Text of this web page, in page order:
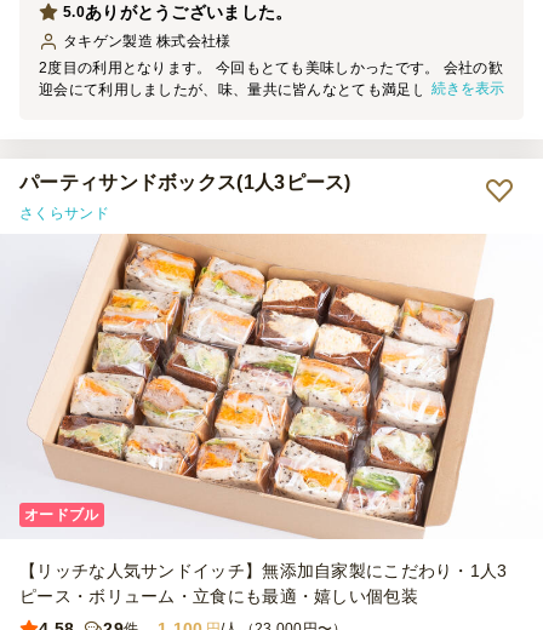
ありがとうございました。
5.0
タキゲン製造 株式会社様
2度目の利用となります。 今回もとても美味しかったです。 会社の歓
迎会にて利用しましたが、味、量共に皆んなとても満足しておりまし
続きを表示
パーティサンドボックス(1人3ピース)
さくらサンド
オードブル
【リッチな人気サンドイッチ】無添加自家製にこだわり・1人3
ピース・ボリューム・立食にも最適・嬉しい個包装